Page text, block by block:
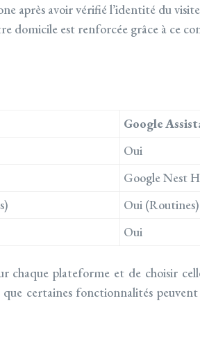
après avoir vérifié l’identité du
domicile est renforcée grâce à ce
Google
Oui
Google Nest
Oui (Routines)
Oui
chaque plateforme et de choisir
certaines fonctionnalités